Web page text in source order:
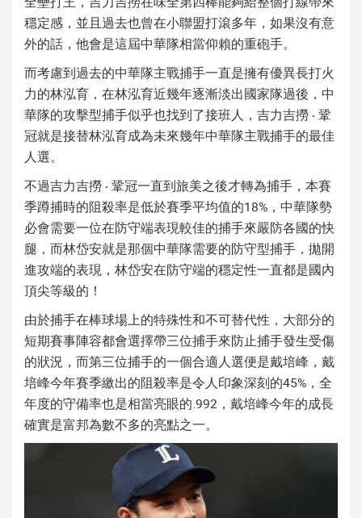
穩定感，並且過去也曾在小聯盟打滾多年，如果沒有意
外的話，他會是這屆中華隊相當仰賴的重砲手。
而考慮到過去的中華隊主戰捕手一直是擁有優異長打火
力的林泓育，在林泓育近幾年逐漸淡出國家隊過後，中
華隊的攻擊型捕手似乎也找到了接班人，吉力吉撈 ‧ 鞏
冠就是接替林泓育成為未來幾年中華隊主戰捕手的最佳
人選。
不過吉力吉撈 ‧ 鞏冠一直到旅美之後才轉為捕手，本賽
季蹲捕時的阻殺率是低於賽季平均值的18%，中華隊勢
必會需要一位在防守端表現較佳的捕手來嚴防各國的快
腿，而林岱安就是那個中華隊需要的防守型捕手，拋開
進攻端的表現，林岱安在防守端的穩定性一直都是國內
頂尖等級的！
由於捕手在棒球場上的特殊性和不可替代性，大部分的
短期賽事陣容都會選擇帶三位捕手來防止捕手發生受傷
的狀況，而第三位捕手的一個合適人選便是戴培峰，戴
培峰今年賽季繳出的阻殺率是令人印象深刻的45%，全
年度的守備率也是相當亮眼的.992，戴培峰今年的成長
確實是富邦為數不多的亮點之一。